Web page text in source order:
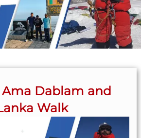
Ama Dablam and
Walk